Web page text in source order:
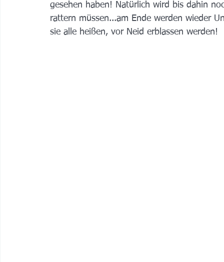
gesehen haben! Natürlich wird bis dahin
rattern müssen...am Ende werden wieder
sie alle heißen, vor Neid erblassen werden!